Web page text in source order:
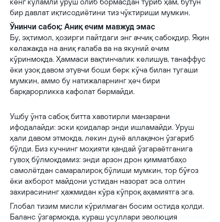
бир давлат иқтисодиётини тиз чўктириши мумкин.
Ўнинчи сабоқ: Аниқ ечим мавжуд эмас
Бу, эҳтимол, ҳозирги пайтдаги энг аччиқ сабоқдир. Яқин
келажақда на аниқ ғалаба ва на якуний ечим
кўринмоқда. Ҳаммаси вақтинчалик келишув, танаффус
ёки узоқ давом этувчи боши берк кўча билан тугаши
мумкин, аммо бу натижаларнинг ҳеч бири
барқарорликка кафолат бермайди.
Ушбу ўнта сабоқ битта хавотирли манзарани
ифодалайди: эски қоидалар энди ишламайди. Уруш
ҳали давом этмоқда, лекин дунё аллақачон ўзгариб
бўлди. Биз кучнинг моҳияти қандай ўзгараётганига
гувоҳ бўлмоқдамиз: энди арзон дрон қимматбаҳо
самолётдан самаралироқ бўлиши мумкин, тор бўғоз
ёки ахборот майдони устидан назорат эса олтин
захирасининг ҳажмидан кўра кўпроқ аҳамиятга эга.
Глобал тизим мисли кўрилмаган босим остида қолди.
Баланс ўзгармоқда, кураш усуллари эволюция